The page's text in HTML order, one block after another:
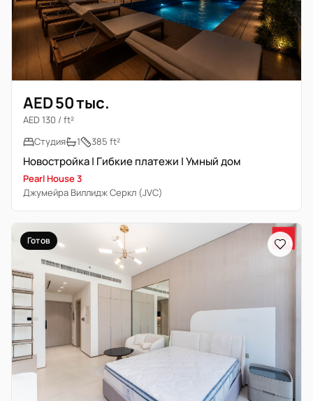
AED 50 тыс.
AED 130 / ft²
Студия
1 385 ft²
Новостройка | Гибкие платежи | Умный дом
Pearl House 3
Джумейра Виллидж Серкл (JVC)
Готов